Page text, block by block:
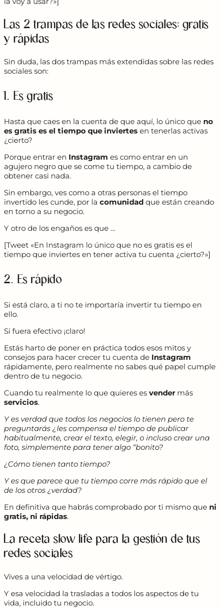
Las 2 trampas de las redes sociales: gratis
y rápidas
Sin duda, las dos trampas más extendidas sobre las redes
sociales son:
1. Es gratis
Hasta que caes en la cuenta de que aquí, lo único que no
es gratis es el tiempo que inviertes en tenerlas activas
¿cierto?
Porque entrar en Instagram es como entrar en un
agujero negro que se come tu tiempo, a cambio de
obtener casi nada.
Sin embargo, ves como a otras personas el tiempo
invertido les cunde, por la comunidad que están creando
en torno a su negocio.
Y otro de los engaños es que …
[Tweet «En Instagram lo único que no es gratis es el
tiempo que inviertes en tener activa tu cuenta ¿cierto?»]
2. Es rápido
Si está claro, a ti no te importaría invertir tu tiempo en
ello.
Si fuera efectivo ¡claro!
Estás harto de poner en práctica todos esos mitos y
consejos para hacer crecer tu cuenta de Instagram
rápidamente, pero realmente no sabes qué papel cumple
dentro de tu negocio.
Cuando tu realmente lo que quieres es vender más
servicios.
Y es verdad que todos los negocios lo tienen pero te
preguntarás ¿les compensa el tiempo de publicar
habitualmente, crear el texto, elegir, o incluso crear una
foto, simplemente para tener algo “bonito?
¿Cómo tienen tanto tiempo?
Y es que parece que tu tiempo corre más rápido que el
de los otros ¿verdad?
En definitiva que habrás comprobado por ti mismo que ni
gratis, ni rápidas.
La receta slow life para la gestión de tus
redes sociales
Vives a una velocidad de vértigo.
Y esa velocidad la trasladas a todos los aspectos de tu
vida, incluido tu negocio.